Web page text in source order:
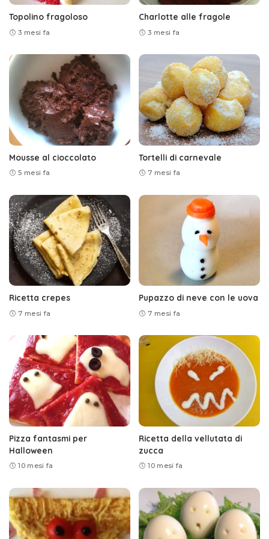
Topolino fragoloso
3 mesi fa
Charlotte alle fragole
3 mesi fa
Mousse al cioccolato
5 mesi fa
Tortelli di carnevale
7 mesi fa
Ricetta crepes
7 mesi fa
Pupazzo di neve con le uova
7 mesi fa
Pizza fantasmi per
Halloween
10 mesi fa
Ricetta della vellutata di
zucca
10 mesi fa